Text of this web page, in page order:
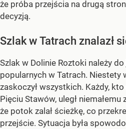
że próba przejścia na drugą
decyzją.
Szlak w Tatrach znalazł
Szlak w Dolinie Roztoki należy
popularnych w Tatrach. Niestety
zaskoczył wszystkich. Każdy,
Pięciu Stawów, uległ niemałemu
że potok zalał ścieżkę, co
przejście. Sytuacja była